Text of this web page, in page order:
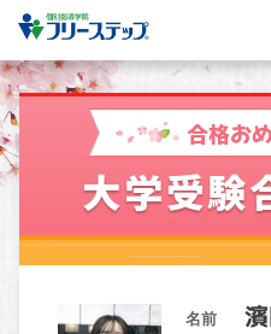
合格お
大学受験
名前